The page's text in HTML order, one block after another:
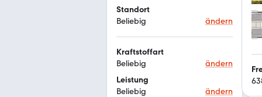
Standort
Beliebig
ändern
Kraftstoffart
Beliebig
ändern
Leistung
Beliebig
ändern